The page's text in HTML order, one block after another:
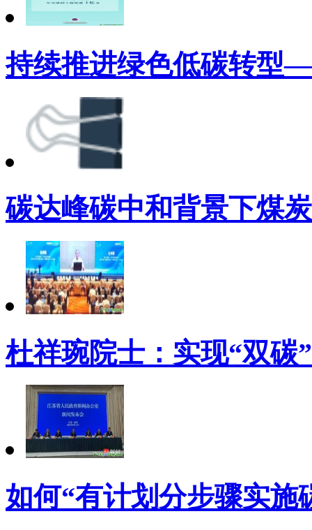
持续推进绿色低碳转型
碳达峰碳中和背景下煤
杜祥琬院士：实现“双碳
如何“有计划分步骤实施